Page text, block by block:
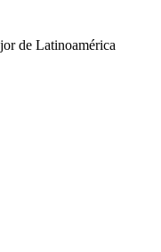
de Latinoamérica